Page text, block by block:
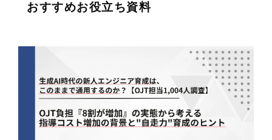
おすすめお役立ち資料